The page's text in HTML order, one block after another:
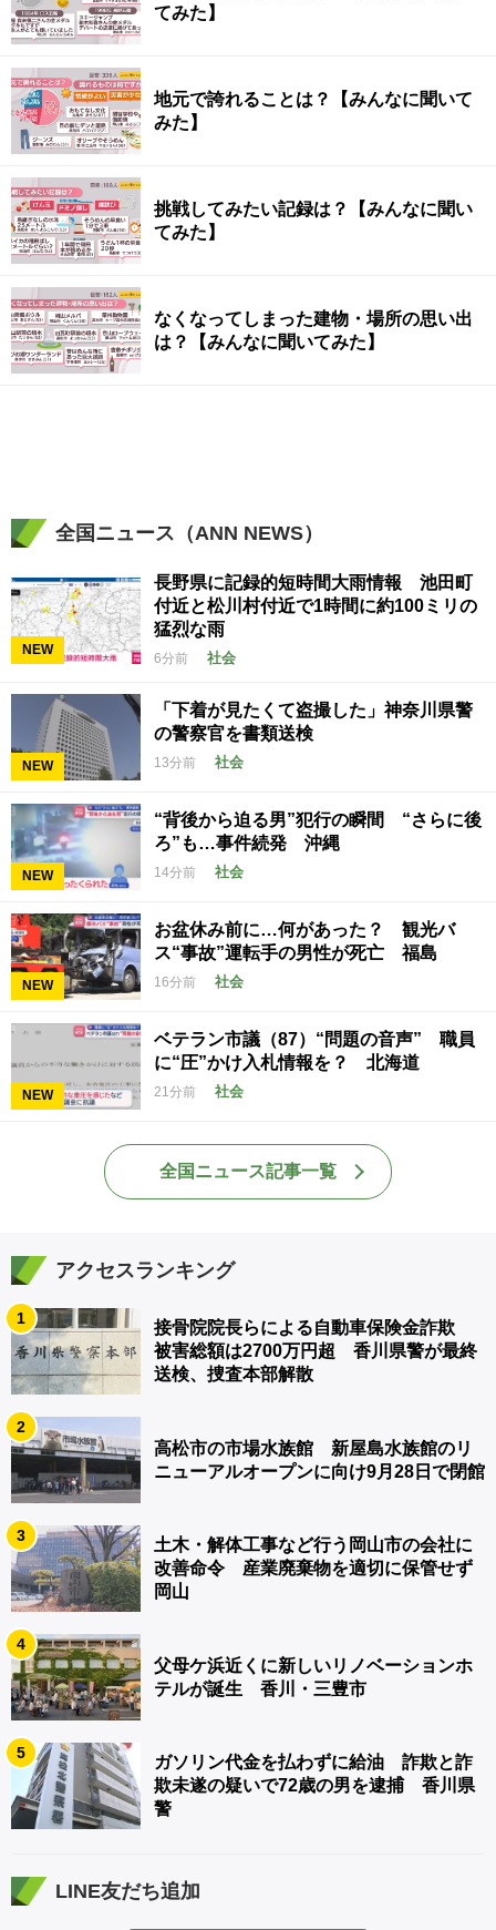
てみた】
地元で誇れることは？【みんなに聞いて
みた】
挑戦してみたい記録は？【みんなに聞い
てみた】
なくなってしまった建物・場所の思い出
は？【みんなに聞いてみた】
全国ニュース（ANN NEWS）
NEW
長野県に記録的短時間大雨情報 池田町
付近と松川村付近で1時間に約100ミリの
猛烈な雨
6分前 社会
NEW
「下着が見たくて盗撮した」神奈川県警
の警察官を書類送検
13分前 社会
NEW
“背後から迫る男”犯行の瞬間 “さらに後
ろ”も…事件続発 沖縄
14分前 社会
NEW
お盆休み前に…何があった？ 観光バ
ス“事故”運転手の男性が死亡 福島
16分前 社会
NEW
ベテラン市議（87）“問題の音声” 職員
に“圧”かけ入札情報を？ 北海道
21分前 社会
全国ニュース記事一覧
アクセスランキング
1
接骨院院長らによる自動車保険金詐欺
被害総額は2700万円超 香川県警が最終
送検、捜査本部解散
2
高松市の市場水族館 新屋島水族館のリ
ニューアルオープンに向け9月28日で閉館
3
土木・解体工事など行う岡山市の会社に
改善命令 産業廃棄物を適切に保管せず
岡山
4
父母ケ浜近くに新しいリノベーションホ
テルが誕生 香川・三豊市
5
ガソリン代金を払わずに給油 詐欺と詐
欺未遂の疑いで72歳の男を逮捕 香川県
警
LINE友だち追加